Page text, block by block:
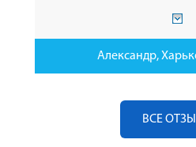
Александр,
ВСЕ